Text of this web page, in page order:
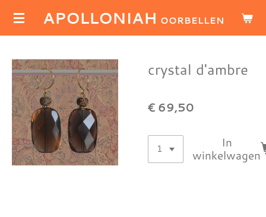
Ga
de
hoofdinhoud
APOLLONIAH OORBELLEN
crystal d'ambre
€ 69,50
In
winkelwagen